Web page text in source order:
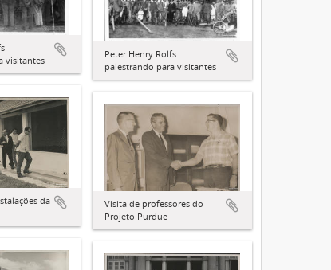
visitantes
Peter Henry Rolfs
palestrando para visitantes
da
Visita de professores do
Projeto Purdue